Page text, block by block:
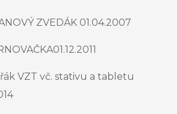
ZVEDÁK 01.04.2007
VZT vč. stativu a tabletu